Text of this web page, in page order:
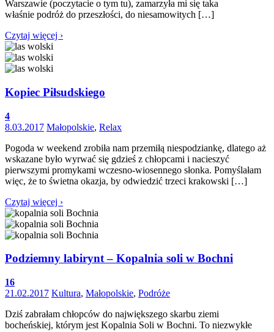
Warszawie (poczytacie o tym tu), zamarzyła mi się taka
właśnie podróż do przeszłości, do niesamowitych […]
Czytaj więcej ›
Kopiec Piłsudskiego
4
8.03.2017 Małopolskie, Relax
Pogoda w weekend zrobiła nam przemiłą niespodziankę, dlatego aż
wskazane było wyrwać się gdzieś z chłopcami i nacieszyć
pierwszymi promykami wczesno-wiosennego słonka. Pomyślałam
więc, że to świetna okazja, by odwiedzić trzeci krakowski […]
Czytaj więcej ›
Podziemny labirynt – Kopalnia soli w Bochni
16
21.02.2017 Kultura, Małopolskie, Podróże
Dziś zabrałam chłopców do największego skarbu ziemi
bocheńskiej, którym jest Kopalnia Soli w Bochni. To niezwykłe